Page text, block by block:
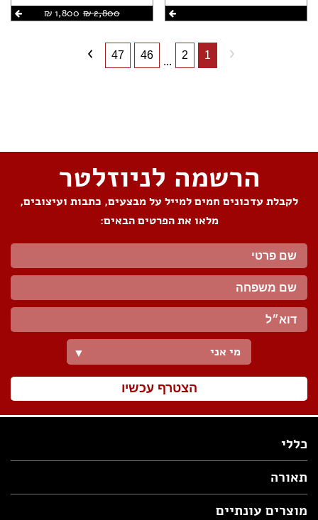
2,800 ‏₪
1,800 ‏₪
1
2
...
46
47
הרשמה לניוזלטר
לקבלת עדכונים חמים למייל על מבצעים, כתבות ועיצובים,
מלאו את הפרטים הבאים:
מי אני ▼
הצטרף עכשיו
כללי
תאורה
מוצרים עונתיים